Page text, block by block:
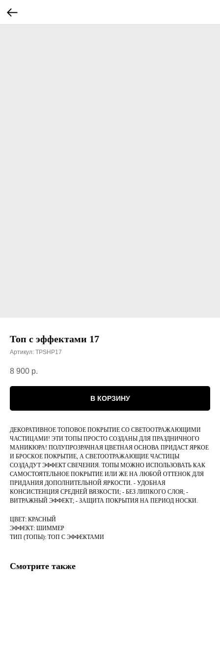
Топ с эффектами 17
Артикул: TPSHP17
8 900 р.
В КОРЗИНУ
ДЕКОРАТИВНОЕ ТОПОВОЕ ПОКРЫТИЕ СО СВЕТООТРАЖАЮЩИМИ
ЧАСТИЦАМИ! ЭТИ ТОПЫ ПРОСТО СОЗДАНЫ ДЛЯ ПРАЗДНИЧНОГО
МАНИКЮРА! ПОЛУПРОЗРАЧНАЯ ЦВЕТНАЯ ОСНОВА ПРИДАСТ ЯРКОЕ
И БРОСКОЕ ПОКРЫТИЕ, А СВЕТООТРАЖАЮЩИЕ ЧАСТИЦЫ
СОЗДАДУТ ЭФФЕКТ СВЕЧЕНИЯ. ТОПЫ МОЖНО ИСПОЛЬЗОВАТЬ КАК
САМОСТОЯТЕЛЬНОЕ ПОКРЫТИЕ ИЛИ ЖЕ НА ЛЮБОЙ ОТТЕНОК ДЛЯ
ПРИДАНИЯ ДОПОЛНИТЕЛЬНОЙ ЯРКОСТИ. - УДОБНАЯ
КОНСИСТЕНЦИЯ СРЕДНЕЙ ВЯЗКОСТИ; - БЕЗ ЛИПКОГО СЛОЯ; -
ВИТРАЖНЫЙ ЭФФЕКТ; - ЗАЩИТА ПОКРЫТИЯ НА ПЕРИОД НОСКИ.
ЦВЕТ: КРАСНЫЙ
ЭФФЕКТ: ШИММЕР
ТИП (ТОПЫ): ТОП С ЭФФЕКТАМИ
Смотрите также